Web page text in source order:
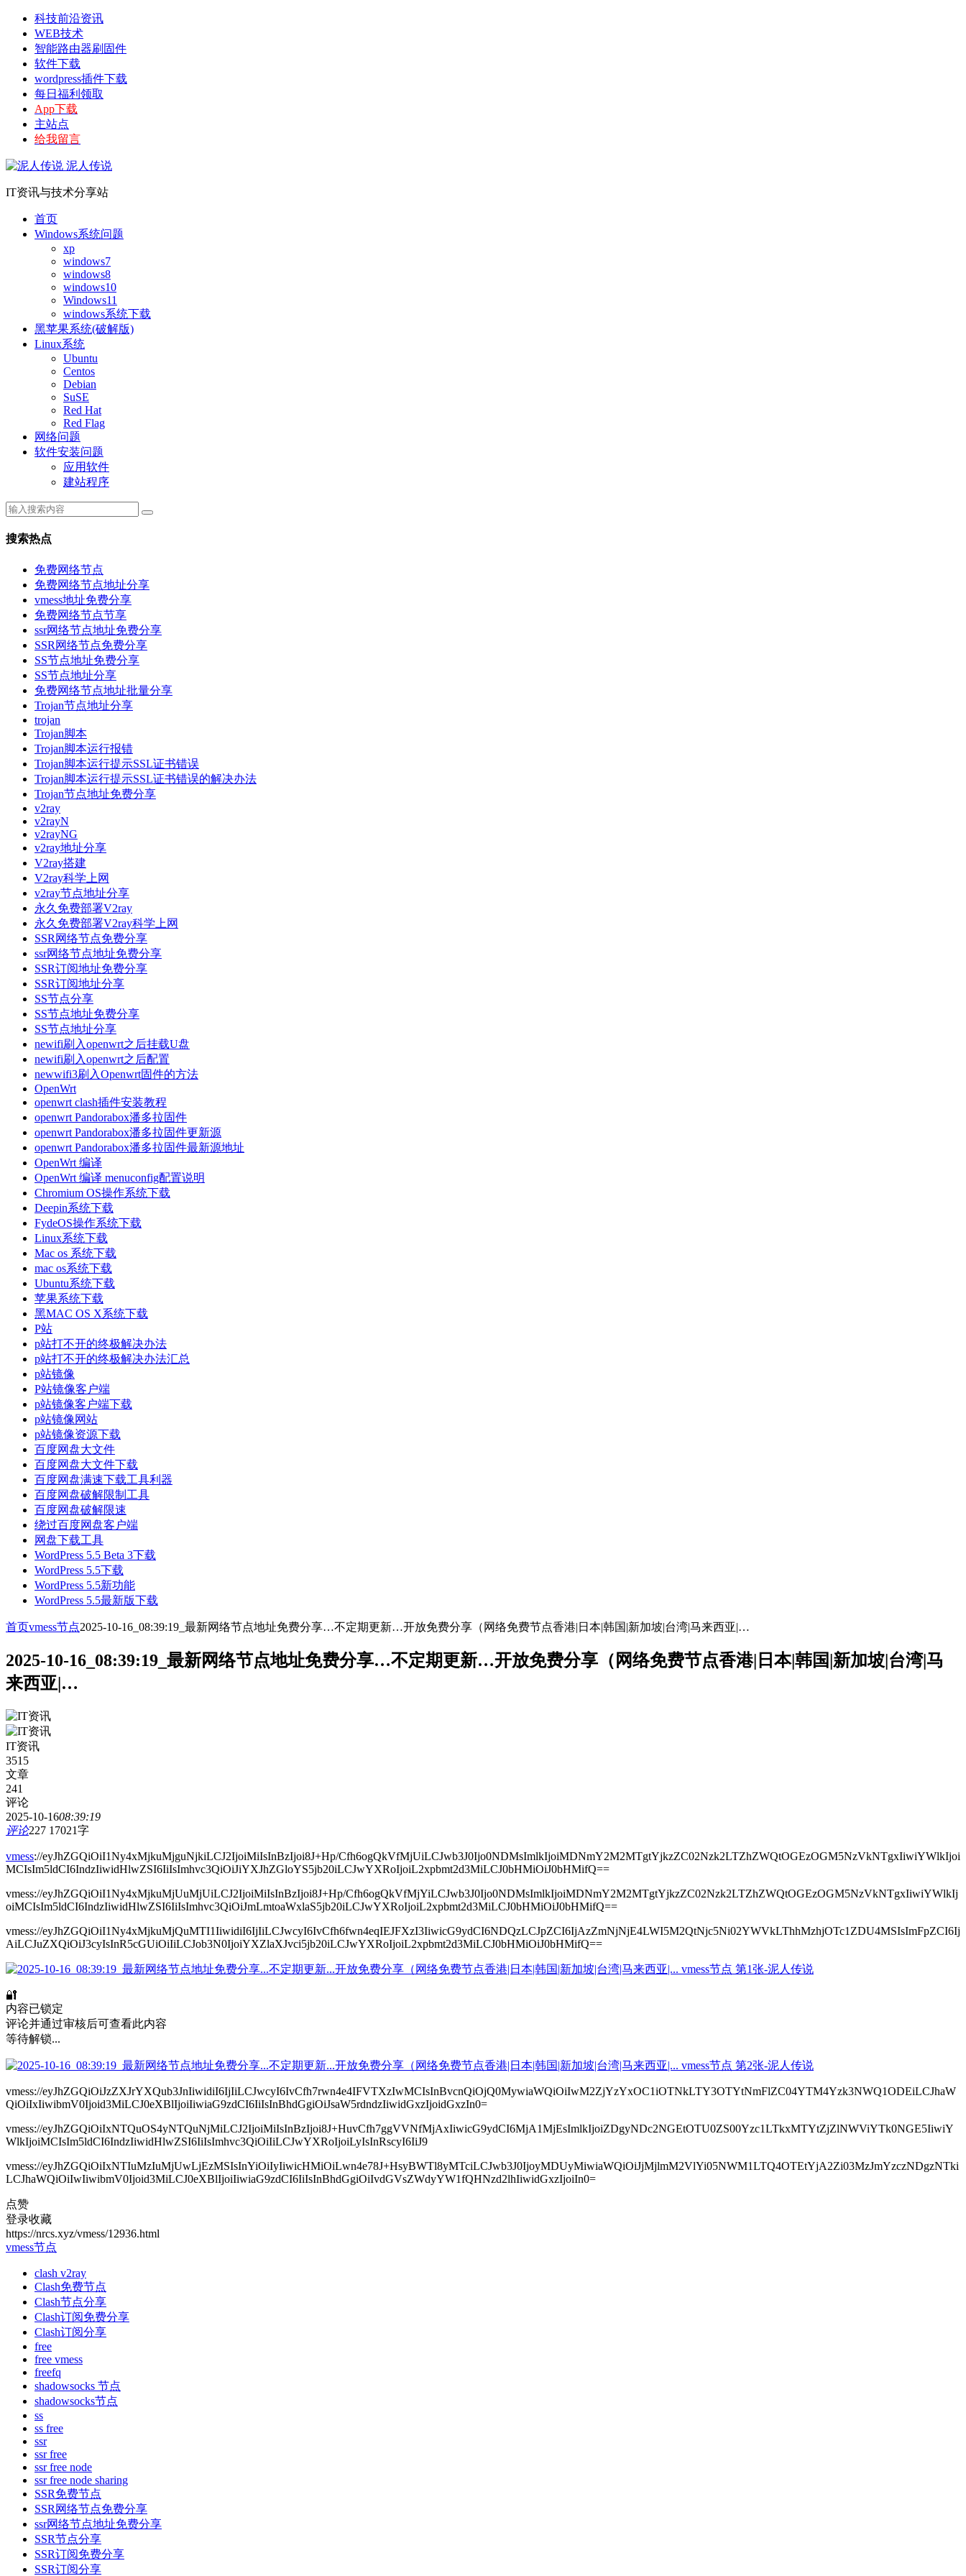
科技前沿资讯
WEB技术
智能路由器刷固件
软件下载
wordpress插件下载
每日福利领取
App下载
主站点
给我留言
泥人传说
IT资讯与技术分享站
首页
Windows系统问题
xp
windows7
windows8
windows10
Windows11
windows系统下载
黑苹果系统(破解版)
Linux系统
Ubuntu
Centos
Debian
SuSE
Red Hat
Red Flag
网络问题
软件安装问题
应用软件
建站程序
搜索热点
免费网络节点
免费网络节点地址分享
vmess地址免费分享
免费网络节点节享
ssr网络节点地址免费分享
SSR网络节点免费分享
SS节点地址免费分享
SS节点地址分享
免费网络节点地址批量分享
Trojan节点地址分享
trojan
Trojan脚本
Trojan脚本运行报错
Trojan脚本运行提示SSL证书错误
Trojan脚本运行提示SSL证书错误的解决办法
Trojan节点地址免费分享
v2ray
v2rayN
v2rayNG
v2ray地址分享
V2ray搭建
V2ray科学上网
v2ray节点地址分享
永久免费部署V2ray
永久免费部署V2ray科学上网
SSR网络节点免费分享
ssr网络节点地址免费分享
SSR订阅地址免费分享
SSR订阅地址分享
SS节点分享
SS节点地址免费分享
SS节点地址分享
newifi刷入openwrt之后挂载U盘
newifi刷入openwrt之后配置
newwifi3刷入Openwrt固件的方法
OpenWrt
openwrt clash插件安装教程
openwrt Pandorabox潘多拉固件
openwrt Pandorabox潘多拉固件更新源
openwrt Pandorabox潘多拉固件最新源地址
OpenWrt 编译
OpenWrt 编译 menuconfig配置说明
Chromium OS操作系统下载
Deepin系统下载
FydeOS操作系统下载
Linux系统下载
Mac os 系统下载
mac os系统下载
Ubuntu系统下载
苹果系统下载
黑MAC OS X系统下载
P站
p站打不开的终极解决办法
p站打不开的终极解决办法汇总
p站镜像
P站镜像客户端
p站镜像客户端下载
p站镜像网站
p站镜像资源下载
百度网盘大文件
百度网盘大文件下载
百度网盘满速下载工具利器
百度网盘破解限制工具
百度网盘破解限速
绕过百度网盘客户端
网盘下载工具
WordPress 5.5 Beta 3下载
WordPress 5.5下载
WordPress 5.5新功能
WordPress 5.5最新版下载
首页vmess节点2025-10-16_08:39:19_最新网络节点地址免费分享…不定期更新…开放免费分享（网络免费节点香港|日本|韩国|新加坡|台湾|马来西亚|…
2025-10-16_08:39:19_最新网络节点地址免费分享…不定期更新…开放免费分享（网络免费节点香港|日本|韩国|新加坡|台湾|马
来西亚|…
IT资讯
3515
文章
241
评论
2025-10-1608:39:19
评论227 17021字
vmess://eyJhZGQiOiI1Ny4xMjkuMjguNjkiLCJ2IjoiMiIsInBzIjoi8J+Hp/Cfh6ogQkVfMjUiLCJwb3J0Ijo0NDMsImlkIjoiMDNmY2M2MTgtYjkzZC02Nzk2LTZhZWQtOGEzOGM5NzVkNTgxIiwiYWlkIjoi
MCIsIm5ldCI6IndzIiwidHlwZSI6IiIsImhvc3QiOiJiYXJhZGloYS5jb20iLCJwYXRoIjoiL2xpbmt2d3MiLCJ0bHMiOiJ0bHMifQ==
vmess://eyJhZGQiOiI1Ny4xMjkuMjUuMjUiLCJ2IjoiMiIsInBzIjoi8J+Hp/Cfh6ogQkVfMjYiLCJwb3J0Ijo0NDMsImlkIjoiMDNmY2M2MTgtYjkzZC02Nzk2LTZhZWQtOGEzOGM5NzVkNTgxIiwiYWlkIj
oiMCIsIm5ldCI6IndzIiwidHlwZSI6IiIsImhvc3QiOiJmLmtoaWxlaS5jb20iLCJwYXRoIjoiL2xpbmt2d3MiLCJ0bHMiOiJ0bHMifQ==
vmess://eyJhZGQiOiI1Ny4xMjkuMjQuMTI1IiwidiI6IjIiLCJwcyI6IvCfh6fwn4eqIEJFXzI3IiwicG9ydCI6NDQzLCJpZCI6IjAzZmNjNjE4LWI5M2QtNjc5Ni02YWVkLThhMzhjOTc1ZDU4MSIsImFpZCI6Ij
AiLCJuZXQiOiJ3cyIsInR5cGUiOiIiLCJob3N0IjoiYXZlaXJvci5jb20iLCJwYXRoIjoiL2xpbmt2d3MiLCJ0bHMiOiJ0bHMifQ==
🔐
内容已锁定
评论并通过审核后可查看此内容
等待解锁...
vmess://eyJhZGQiOiJzZXJrYXQub3JnIiwidiI6IjIiLCJwcyI6IvCfh7rwn4e4IFVTXzIwMCIsInBvcnQiOjQ0MywiaWQiOiIwM2ZjYzYxOC1iOTNkLTY3OTYtNmFlZC04YTM4Yzk3NWQ1ODEiLCJhaW
QiOiIxIiwibmV0Ijoid3MiLCJ0eXBlIjoiIiwiaG9zdCI6IiIsInBhdGgiOiJsaW5rdndzIiwidGxzIjoidGxzIn0=
vmess://eyJhZGQiOiIxNTQuOS4yNTQuNjMiLCJ2IjoiMiIsInBzIjoi8J+HuvCfh7ggVVNfMjAxIiwicG9ydCI6MjA1MjEsImlkIjoiZDgyNDc2NGEtOTU0ZS00Yzc1LTkxMTYtZjZlNWViYTk0NGE5IiwiY
WlkIjoiMCIsIm5ldCI6IndzIiwidHlwZSI6IiIsImhvc3QiOiIiLCJwYXRoIjoiLyIsInRscyI6IiJ9
vmess://eyJhZGQiOiIxNTIuMzIuMjUwLjEzMSIsInYiOiIyIiwicHMiOiLwn4e78J+HsyBWTl8yMTciLCJwb3J0IjoyMDUyMiwiaWQiOiJjMjlmM2VlYi05NWM1LTQ4OTEtYjA2Zi03MzJmYzczNDgzNTki
LCJhaWQiOiIwIiwibmV0Ijoid3MiLCJ0eXBlIjoiIiwiaG9zdCI6IiIsInBhdGgiOiIvdGVsZWdyYW1fQHNzd2lhIiwidGxzIjoiIn0=
点赞
登录收藏
https://nrcs.xyz/vmess/12936.html
vmess节点
clash v2ray
Clash免费节点
Clash节点分享
Clash订阅免费分享
Clash订阅分享
free
free vmess
freefq
shadowsocks 节点
shadowsocks节点
ss
ss free
ssr
ssr free
ssr free node
ssr free node sharing
SSR免费节点
SSR网络节点免费分享
ssr网络节点地址免费分享
SSR节点分享
SSR订阅免费分享
SSR订阅分享